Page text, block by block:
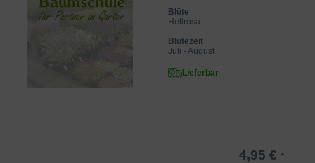
Blütezeit
Juli bis August
Boden
Lehmige, sandige, nährstoffreiche,
humose Untergründe
Sonnig
Pflanzen pro
Der Thymus citriodorus 'Aureus' (Gold-
humosen Boden kann er sich gut
Blüte
Hellrosa
Blütezeit
Juli - August
Lieferbar
4,95 €